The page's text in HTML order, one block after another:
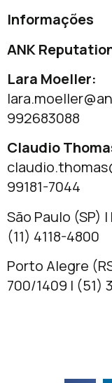
Informações
ANK
Lara Moeller:
992683088
Claudio
99181-7044
São Paulo (SP)
(11) 4118-4800
Porto Alegre
700/1409 | (51)